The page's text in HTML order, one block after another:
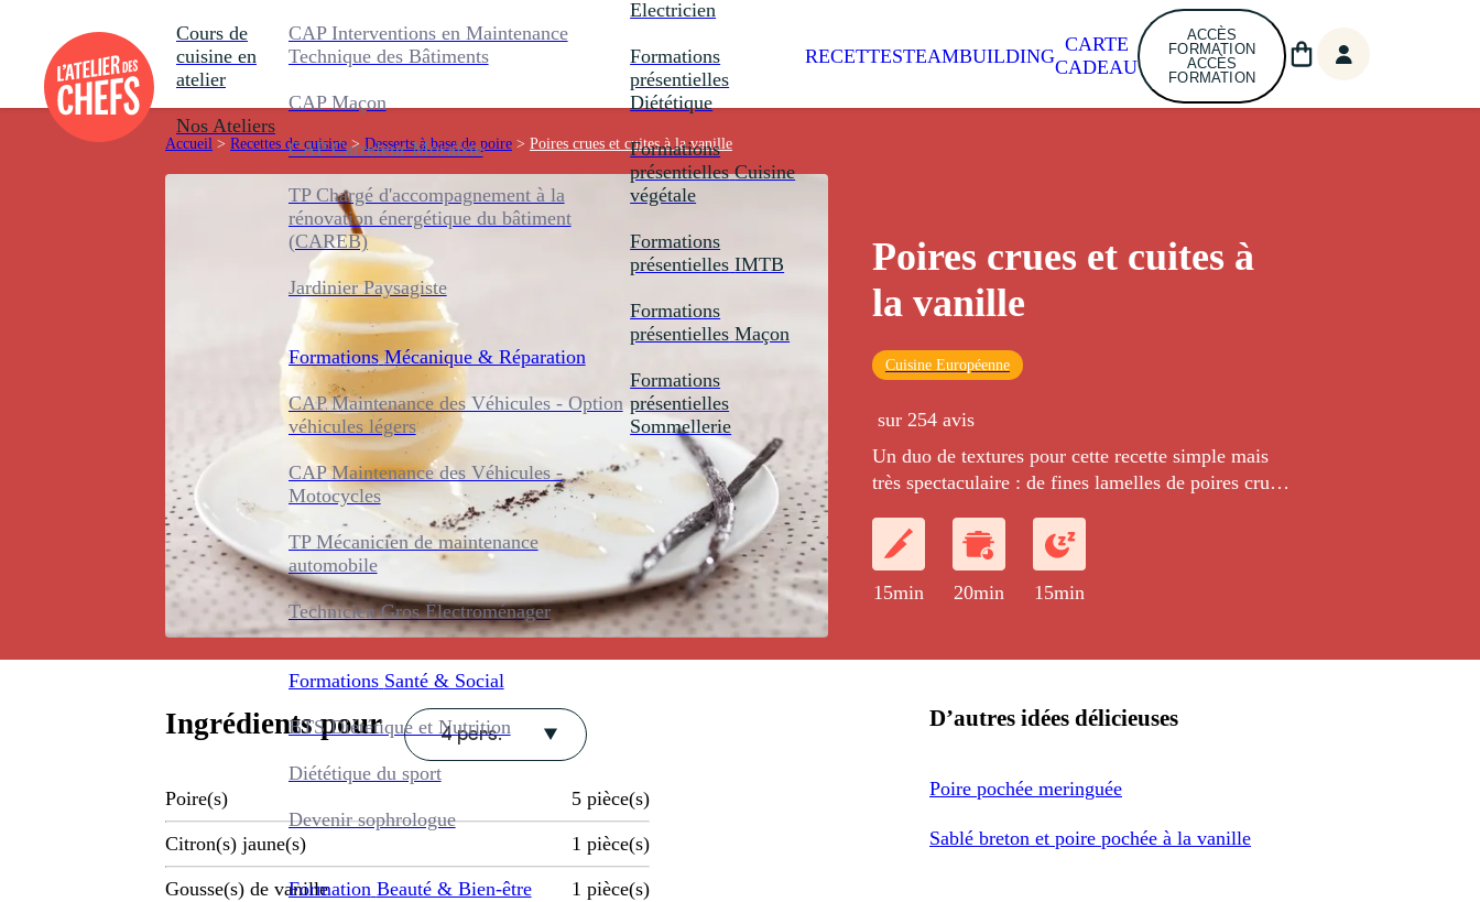
Cours de
cuisine en
atelier
Nos Ateliers
CAP Interventions en Maintenance
Technique des Bâtiments
CAP Maçon
CAP Carreleur Mosaïste
TP Chargé d'accompagnement à la
rénovation énergétique du bâtiment
(CAREB)
Jardinier Paysagiste
Formations Mécanique & Réparation
CAP Maintenance des Véhicules - Option
véhicules légers
CAP Maintenance des Véhicules -
Motocycles
TP Mécanicien de maintenance
automobile
Technicien Gros Électroménager
Formations Santé & Social
BTS Diététique et Nutrition
Diététique du sport
Devenir sophrologue
Formation Beauté & Bien-être
Electricien
Formations
présentielles
Diététique
Formations
présentielles Cuisine
végétale
Formations
présentielles IMTB
Formations
présentielles Maçon
Formations
présentielles
Sommellerie
RECETTESTEAMBUILDING
CARTE
CADEAU
ACCÈS
FORMATION
ACCÈS
FORMATION
Accueil > Recettes de cuisine > Desserts à base de poire > Poires crues et cuites à la vanille
Poires crues et cuites à
la vanille
Cuisine Européenne
sur 254 avis
Un duo de textures pour cette recette simple mais
très spectaculaire : de fines lamelles de poires crues
15min 20min 15min
Ingrédients pour 4 pers.
Poire(s) 5 pièce(s)
Citron(s) jaune(s) 1 pièce(s)
Gousse(s) de vanille 1 pièce(s)
D’autres idées délicieuses
Poire pochée meringuée
Sablé breton et poire pochée à la vanille